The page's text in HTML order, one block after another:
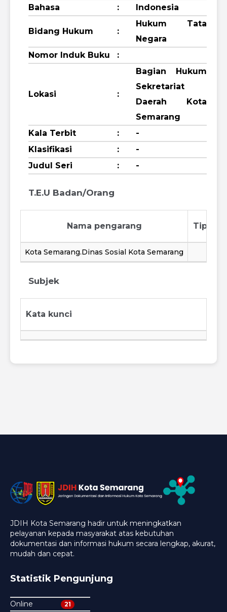
Bahasa
: Indonesia
Bidang Hukum :
Hukum Tata
Negara
Nomor Induk Buku
:
Lokasi :
Bagian Hukum
Sekretariat
Daerah Kota
Semarang
Kala Terbit
:
-
Klasifikasi
:
-
Judul Seri
: -
T.E.U Badan/Orang
Nama pengarang Tipe
Kota Semarang.Dinas Sosial Kota Semarang
Subjek
Kata kunci
JDIH Kota Semarang hadir untuk meningkatkan
pelayanan kepada masyarakat atas kebutuhan
dokumentasi dan informasi hukum secara lengkap, akurat,
mudah dan cepat.
Statistik Pengunjung
Online 21